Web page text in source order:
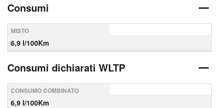
Consumi
MISTO
6,9 l/100Km
Consumi dichiarati WLTP
CONSUMO COMBINATO
6,9 l/100Km